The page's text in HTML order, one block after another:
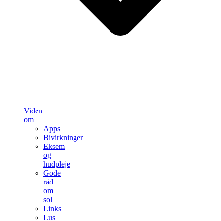
Viden
om
Apps
Bivirkninger
Eksem
og
hudpleje
Gode
råd
om
sol
Links
Lus